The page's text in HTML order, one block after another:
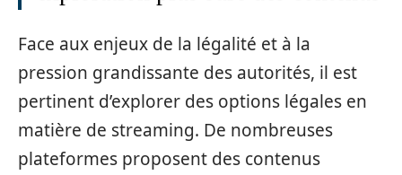
Face aux enjeux de la légalité et à la
pression grandissante des autorités, il est
pertinent d’explorer des options légales en
matière de streaming. De nombreuses
plateformes proposent des contenus